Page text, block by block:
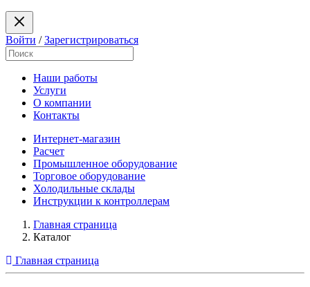
Войти /Зарегистрироваться
Наши работы
Услуги
О компании
Контакты
Интернет-магазин
Расчет
Промышленное оборудование
Торговое оборудование
Холодильные склады
Инструкции к контроллерам
Главная страница
Каталог
Главная страница